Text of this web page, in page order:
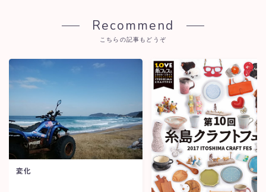
Recommend
こちらの記事もどうぞ
変化